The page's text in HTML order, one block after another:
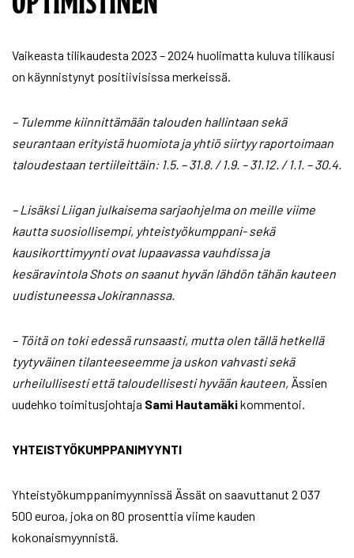
Vaikeasta tilikaudesta 2023 – 2024 huolimatta kuluva tilikausi
on käynnistynyt positiivisissa merkeissä.
– Tulemme kiinnittämään talouden hallintaan sekä
seurantaan erityistä huomiota ja yhtiö siirtyy raportoimaan
taloudestaan tertiileittäin: 1.5. – 31.8. / 1.9. – 31.12. / 1.1. – 30.4.
– Lisäksi Liigan julkaisema sarjaohjelma on meille viime
kautta suosiollisempi, yhteistyökumppani- sekä
kausikorttimyynti ovat lupaavassa vauhdissa ja
kesäravintola Shots on saanut hyvän lähdön tähän kauteen
uudistuneessa Jokirannassa.
– Töitä on toki edessä runsaasti, mutta olen tällä hetkellä
tyytyväinen tilanteeseemme ja uskon vahvasti sekä
urheilullisesti että taloudellisesti hyvään kauteen, Ässien
uudehko toimitusjohtaja Sami Hautamäkikommentoi.
YHTEISTYÖKUMPPANIMYYNTI
Yhteistyökumppanimyynnissä Ässät on saavuttanut 2 037
500 euroa, joka on 80 prosenttia viime kauden
kokonaismyynnistä.